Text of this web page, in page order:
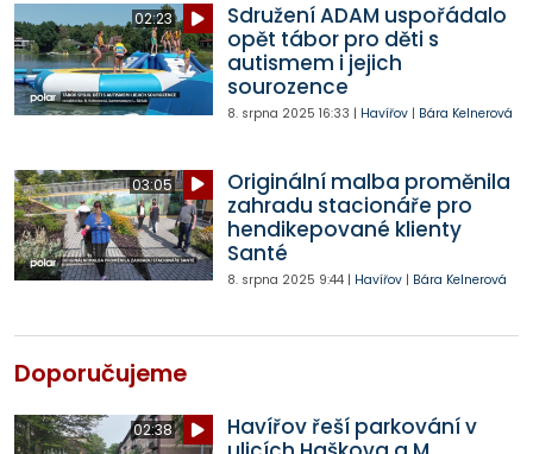
02:23
Sdružení ADAM uspořádalo
opět tábor pro děti s
autismem i jejich
sourozence
8. srpna 2025 16:33 | Havířov| Bára Kelnerová
03:05
Originální malba proměnila
zahradu stacionáře pro
hendikepované klienty
Santé
8. srpna 2025 9:44| Havířov| Bára Kelnerová
Doporučujeme
02:38
Havířov řeší parkování v